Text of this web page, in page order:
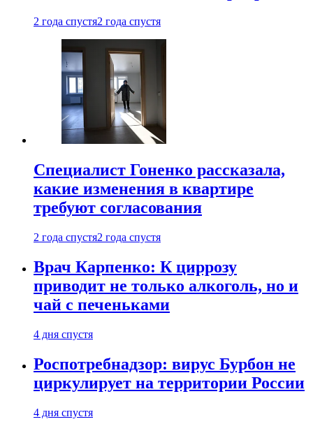
2 года спустя2 года спустя
Специалист Гоненко рассказала,
какие изменения в квартире
требуют согласования
2 года спустя2 года спустя
Врач Карпенко: К циррозу
приводит не только алкоголь, но и
чай с печеньками
4 дня спустя
Роспотребнадзор: вирус Бурбон не
циркулирует на территории России
4 дня спустя